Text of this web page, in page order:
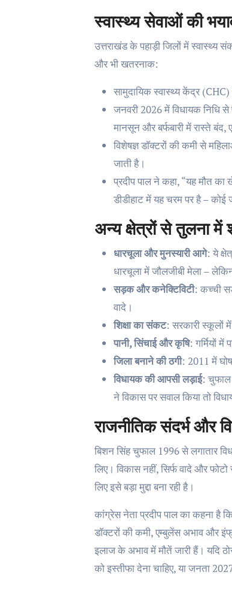
स्वास्थ्य सेवाओं की
उत्तराखंड के पहाड़ी जिलों में स्वास्थ्य
और भी खतरनाक:
सामुदायिक स्वास्थ्य केंद्र (CHC)
जनवरी 2026 में विधायक निधि
मानसून और बर्फबारी में रास्ते बंद,
विशेषज्ञ डॉक्टरों की कमी से
जाती है।
प्रदीप पाल ने कहा, “यह मौत
डीडीहाट में यह चरम पर है – कोई
अन्य क्षेत्रों से तुलना में
धारचूला और मुनस्यारी आगे: ये
धारचूला में जौलजीबी मेला –
सड़क और कनेक्टिविटी: कच्ची
वादे।
शिक्षा का संकट: सरकारी स्कूलों
पानी, सिंचाई और कृषि: गर्मियों में
जिला बनाने की ठगी: 2011 में
विधायक की आपसी लड़ाई: चुफाल
ने विकास पर सवाल किया तो
राजनीतिक संदर्भ और
बिशन सिंह चुफाल 1996 से लगातार
लिए। विकास नहीं, सिर्फ वादे और
लिए इसे बड़ा मुद्दा बना रही है।
कांग्रेस नेता प्रदीप पाल का कहना है
डॉक्टरों की कमी, एम्बुलेंस अभाव और
इलाज के अभाव में मौतें जारी हैं। यदि
को इस्तीफा देना चाहिए, या जनता